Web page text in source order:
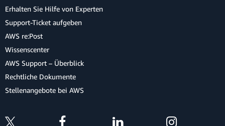
Erhalten Sie Hilfe von Experten
Support-Ticket aufgeben
AWS re:Post
Wissenscenter
AWS Support – Überblick
Rechtliche Dokumente
Stellenangebote bei AWS